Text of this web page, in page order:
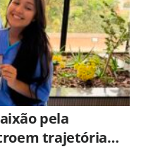
pela
trajetória